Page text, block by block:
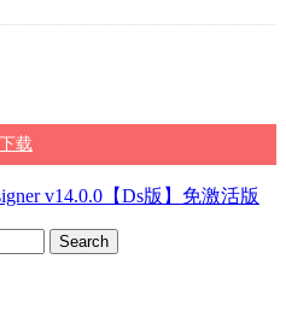
下载
v14.0.0【Ds版】免激活版